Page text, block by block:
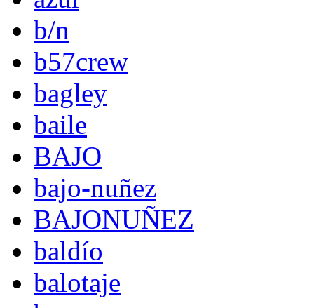
b/n
b57crew
bagley
baile
BAJO
bajo-nuñez
BAJONUÑEZ
baldío
balotaje